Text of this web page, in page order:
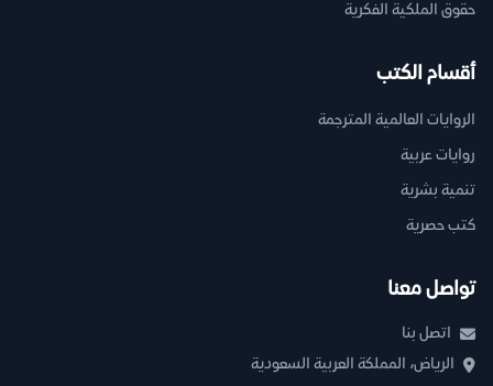
حقوق الملكية الفكرية
أقسام الكتب
الروايات العالمية المترجمة
روايات عربية
تنمية بشرية
كتب حصرية
تواصل معنا
اتصل بنا
الرياض، المملكة العربية السعودية